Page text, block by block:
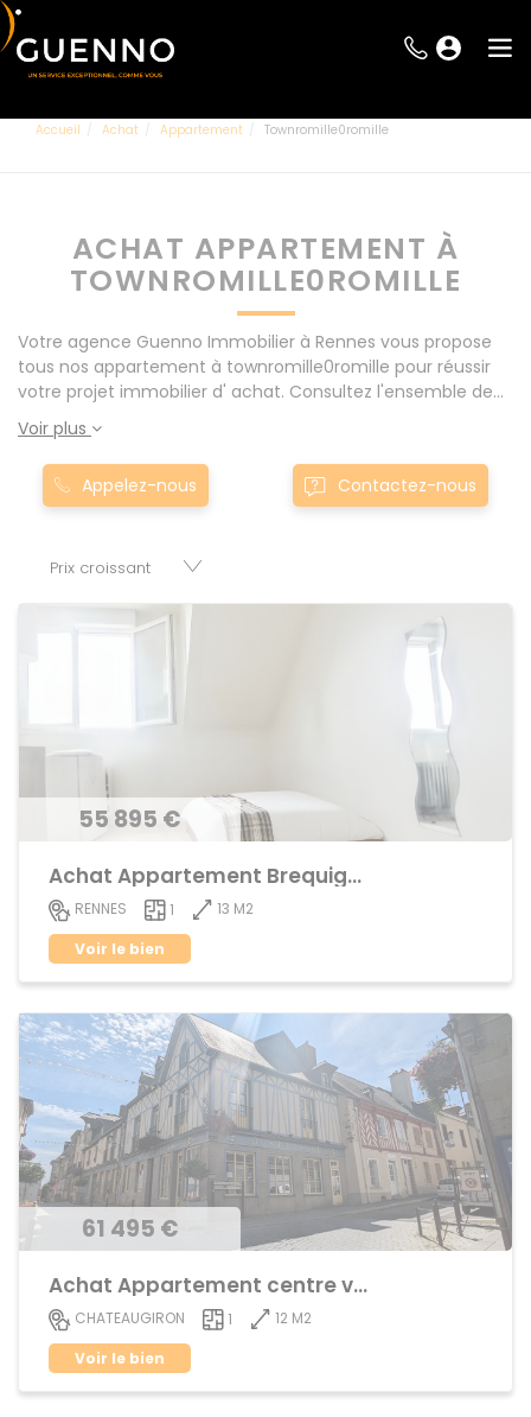
Accueil Achat Appartement Townromille0romille
ACHAT APPARTEMENT À
TOWNROMILLE0ROMILLE
Votre agence Guenno Immobilier à Rennes vous propose
tous nos appartement à townromille0romille pour réussir
votre projet immobilier d' achat. Consultez l'ensemble de
nos offres à Rennes mais également aux alentours : Le
Rheu, Pacé, Montgermont... Nos appartement à
townromille0romille sont proposés au meilleur prix du
marché pour permettre au plus grand nombre de réussir
appartements, maisons, immeubles, terrains et murs.
Voir plus
Appelez-nous Contactez-nous
55 895 €
Achat Appartement Brequigny
RENNES 1
13 M2
Voir le bien
61 495 €
Achat Appartement centre ville
CHATEAUGIRON 1
12 M2
Voir le bien